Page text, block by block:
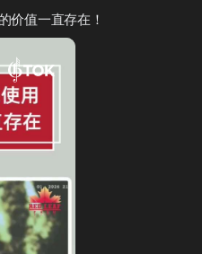
价值一直存在！